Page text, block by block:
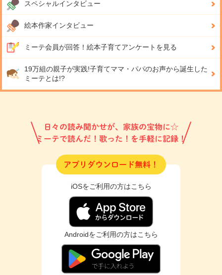
スペシャルインタビュー
絵本作家インタビュー
ミーテ会員が回答！ 絵本子育てアンケートを見る
19万組の親子が実践!子育てママ・パパのお声から誕生した
ミーテとは!?
日々の読み聞かせが、家族の宝物に☆
ミーテで読んだ！歌った！を手軽に記録！
アプリダウンロード無料！
iOSをご利用の方はこちら
Androidをご利用の方はこちら